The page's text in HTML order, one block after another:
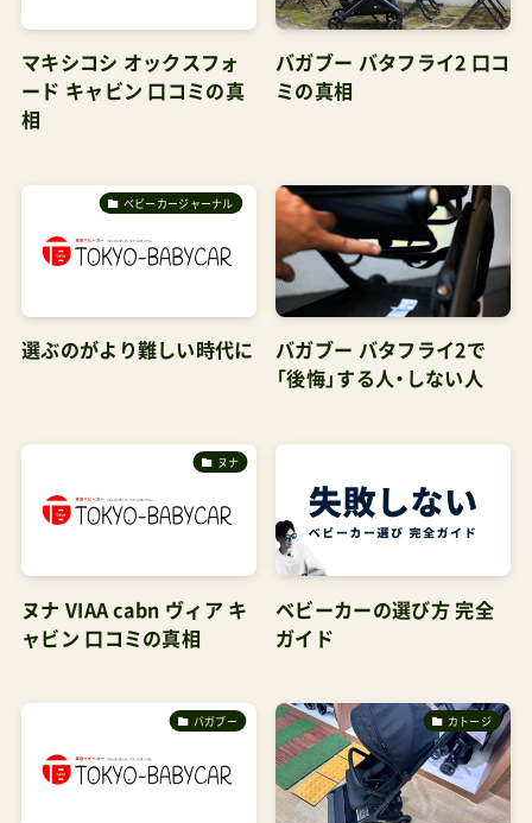
マキシコシ オックスフォ
ード キャビン 口コミの真
相
バガブー バタフライ2 口コ
ミの真相
ベビーカージャーナル
選ぶのがより難しい時代に
バガブー バタフライ2で
「後悔」する人・しない人
ヌナ
ヌナ VIAA cabn ヴィア キ
ャビン 口コミの真相
ベビーカーの選び方 完全
ガイド
バガブー カトージ